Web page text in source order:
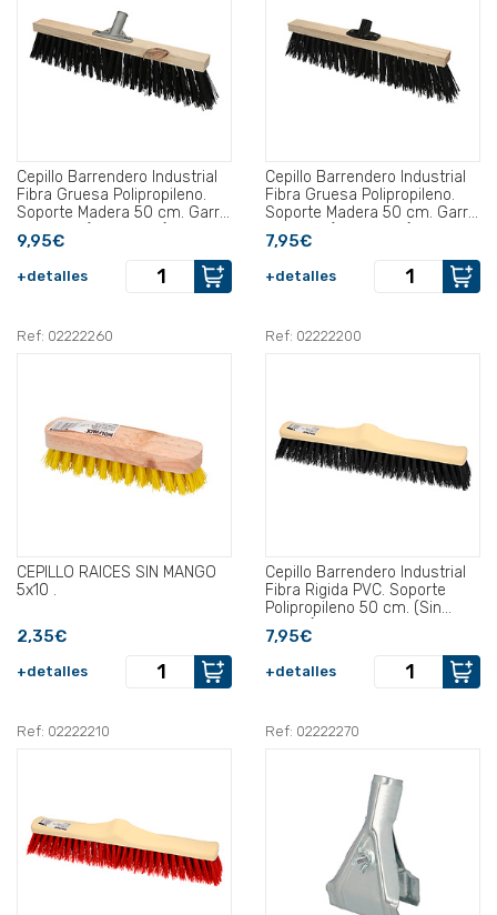
Cepillo Barrendero Industrial
Fibra Gruesa Polipropileno.
Soporte Madera 50 cm. Garra
Aluminio. (Sin Mango).
9,95€
+detalles
Cepillo Barrendero Industrial
Fibra Gruesa Polipropileno.
Soporte Madera 50 cm. Garra
Plástico. (Sin Mango).
7,95€
+detalles
Ref: 02222260
CEPILLO RAICES SIN MANGO
5x10 .
2,35€
+detalles
Ref: 02222200
Cepillo Barrendero Industrial
Fibra Rigida PVC. Soporte
Polipropileno 50 cm. (Sin
Mango).
7,95€
+detalles
Ref: 02222210 Ref: 02222270